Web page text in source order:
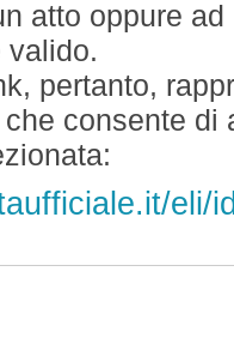
atto oppure
valido.
pertanto,
consente
eli/